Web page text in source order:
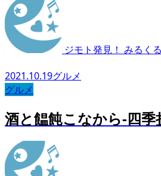
ジモト発見！ みるく
2021.10.19グルメ
グルメ
酒と饂飩こなから-四